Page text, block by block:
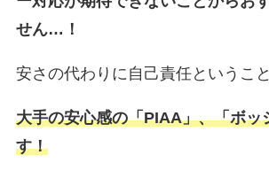
せん…！
安さの代わりに自己責任というこ
大手の安心感の「PIAA」、「ボッ
す！